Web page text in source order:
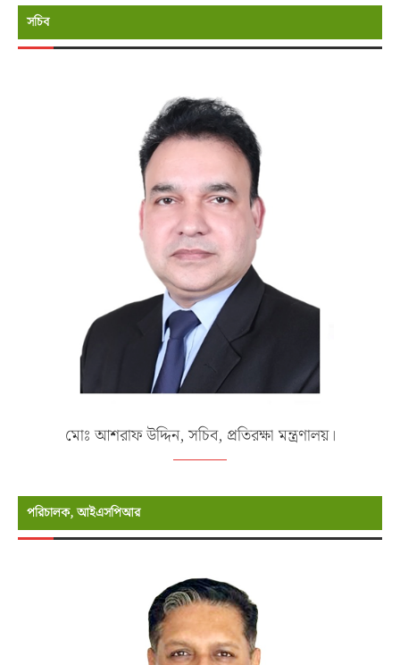
সচিব
মোঃ আশরাফ উদ্দিন, সচিব, প্রতিরক্ষা মন্ত্রণালয়।
পরিচালক, আইএসপিআর